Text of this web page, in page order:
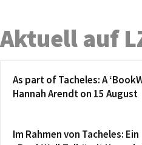
Aktuell auf
As part of Tacheles: A
Hannah Arendt on 15 August
Im Rahmen von Tacheles: Ein